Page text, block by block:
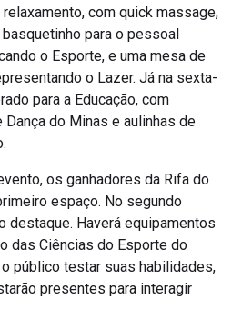
com quick massage,
para o pessoal
o Esporte, e uma mesa de
o Lazer. Já na sexta-
para a Educação, com
do Minas e aulinhas de
os ganhadores da Rifa do
espaço. No segundo
destaque. Haverá equipamentos
das Ciências do Esporte do
público testar suas habilidades,
presentes para interagir